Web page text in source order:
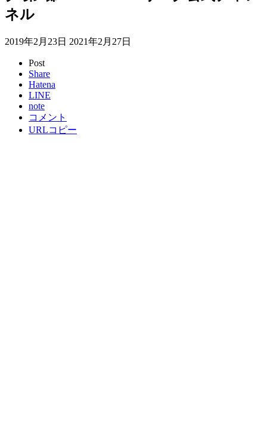
ネル
2019年2月23日 2021年2月27日
Post
Share
Hatena
LINE
note
コメント
URLコピー